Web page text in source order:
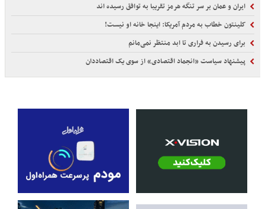
ایران و عمان بر سر تنگه هرمز تقریبا به توافق رسیده اند
کلینتون خطاب به مردم آمریکا: اینجا خانه او نیست!
برای رسیدن به فراری تا ابد منتظر نمی‌مانم
پیشنهاد سیاست «انجماد اقتصادی» از سوی یک اقتصاددان